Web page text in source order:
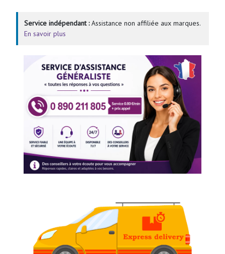
Service indépendant :Assistance non affiliée aux marques.
En savoir plus